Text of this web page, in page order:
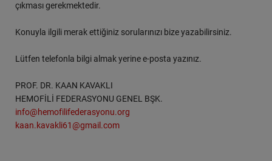
çıkması gerekmektedir.
Konuyla ilgili merak ettiğiniz sorularınızı bize yazabilirsiniz.
Lütfen telefonla bilgi almak yerine e-posta yazınız.
PROF. DR. KAAN KAVAKLI
HEMOFİLİ FEDERASYONU GENEL BŞK.
info@hemofilifederasyonu.org
kaan.kavakli61@gmail.com